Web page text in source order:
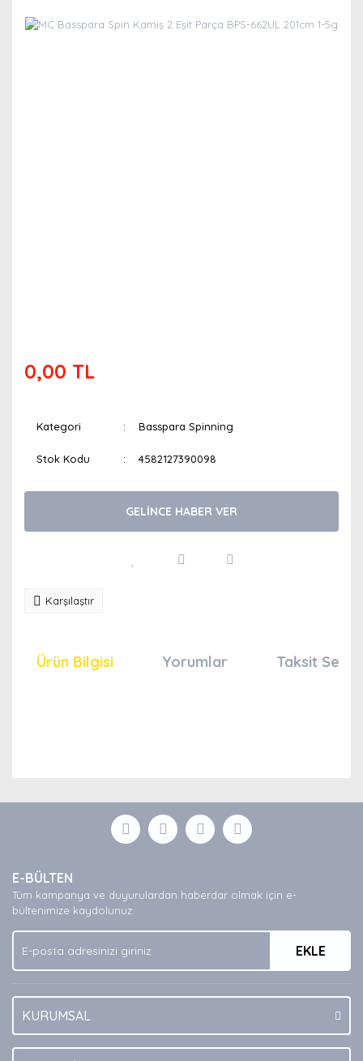
0,00 TL
Kategori Basspara Spinning
Stok Kodu 4582127390098
GELİNCE HABER VER
Karşılaştır
Ürün Bilgisi Yorumlar Taksit
Yorum Yaz
formunu kullanarak tarafımıza iletebilirsiniz.
Görüş ve önerileriniz için teşekkür ederiz.
Ürün açıklamasında eksik bilgiler bulunuyor.
Ürün bilgilerinde hatalar bulunuyor.
Ürün fiyatı diğer sitelerden daha pahalı.
Bu ürüne benzer farklı alternatifler olmalı.
E-BÜLTEN
Tüm kampanya ve duyurulardan haberdar olmak için e-
bültenimize kaydolunuz.
EKLE
KURUMSAL